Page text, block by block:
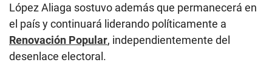
López Aliaga sostuvo además que permanecerá en
el país y continuará liderando políticamente a
Renovación Popular, independientemente del
desenlace electoral.